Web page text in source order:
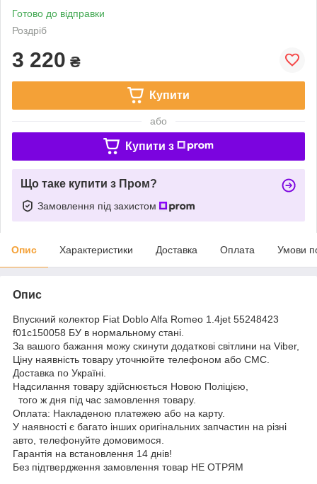
Готово до відправки
Роздріб
3 220 ₴
Купити
або
Купити з
Що таке купити з Пром?
Замовлення під захистом
Опис Характеристики Доставка Оплата Умови
Опис
Впускний колектор Fiat Doblo Alfa Romeo 1.4jet 55248423
f01c150058 БУ в нормальному стані.
За вашого бажання можу скинути додаткові світлини на Viber,
Ціну наявність товару уточнюйте телефоном або СМС.
Доставка по Україні.
Надсилання товару здійснюється Новою Поліцією,
того ж дня під час замовлення товару.
Оплата: Накладеною платежею або на карту.
У наявності є багато інших оригінальних запчастин на різні
авто, телефонуйте домовимося.
Гарантія на встановлення 14 днів!
Без підтвердження замовлення товар НЕ ОТРЯМ